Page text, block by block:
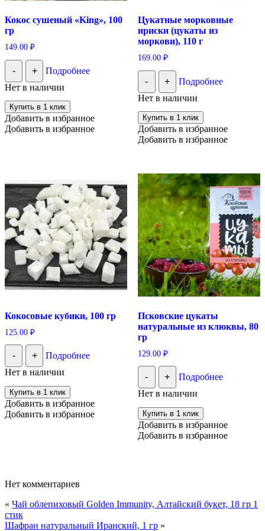
Кокос сушеный «King», 100
гр
149.00 ₽
- +
Подробнее
Нет в наличии
Купить в 1 клик
Добавить в избранное
Добавить в избранное
Цукатные морковные
ириски (цукаты из
моркови), 110 г
169.00 ₽
- +
Подробнее
Нет в наличии
Купить в 1 клик
Добавить в избранное
Добавить в избранное
Кокосовые кубики, 100 гр
125.00 ₽
- +
Подробнее
Нет в наличии
Купить в 1 клик
Добавить в избранное
Добавить в избранное
Псковские цукаты
натуральные из клюквы, 80
гр
129.00 ₽
- +
Подробнее
Нет в наличии
Купить в 1 клик
Добавить в избранное
Добавить в избранное
Нет комментариев
« Чай облепиховый Golden Immunity, Алтайский букет, 18 гр 1
стик
Шафран натуральный Иранский, 1 гр »